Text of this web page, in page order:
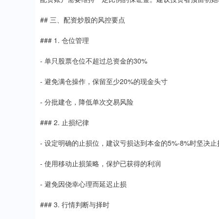
## 三、配资炒股的风控要点
### 1. 仓位管理
- 单只股票仓位不超过总资金的30%
- 避免满仓操作，保留至少20%的现金头寸
- 分批建仓，降低单次交易风险
### 2. 止损纪律
- 设定明确的止损位，建议亏损达到本金的5%-8%时坚决止
- 使用移动止损策略，保护已获得的利润
- 避免因侥幸心理而延迟止损
### 3. 行情判断与择时